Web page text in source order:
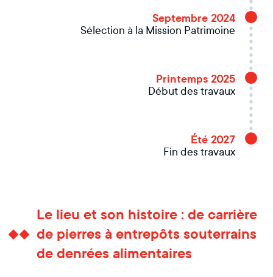
Septembre 2024
Sélection à la Mission Patrimoine
Printemps 2025
Début des travaux
Été 2027
Fin des travaux
Le lieu et son histoire : de carrière
de pierres à entrepôts souterrains
de denrées alimentaires